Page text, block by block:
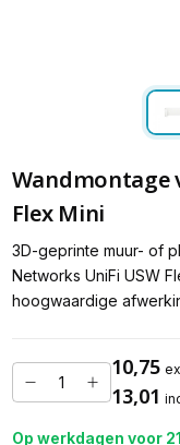
Wandmontage
Flex Mini
3D-geprinte muur- of
Networks UniFi USW
hoogwaardige
10,75
13,01
Op werkdagen voor